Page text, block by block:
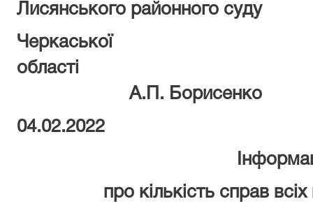
Лисянського районного суду
Черкаської
А.П. Борисенко
04.02.2022
про кількість справ